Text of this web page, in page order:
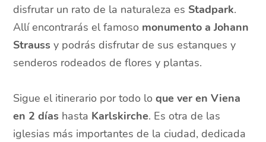
disfrutar un rato de la naturaleza es Stadpark.
Allí encontrarás el famoso monumento a Johann
Strauss y podrás disfrutar de sus estanques y
senderos rodeados de flores y plantas.
Sigue el itinerario por todo loque ver en Viena
en 2 días hasta Karlskirche. Es otra de las
iglesias más importantes de la ciudad, dedicada